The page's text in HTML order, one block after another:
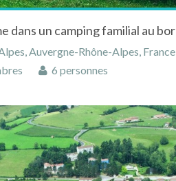
Auvergne-Rhône-Alpes, France
6 personnes